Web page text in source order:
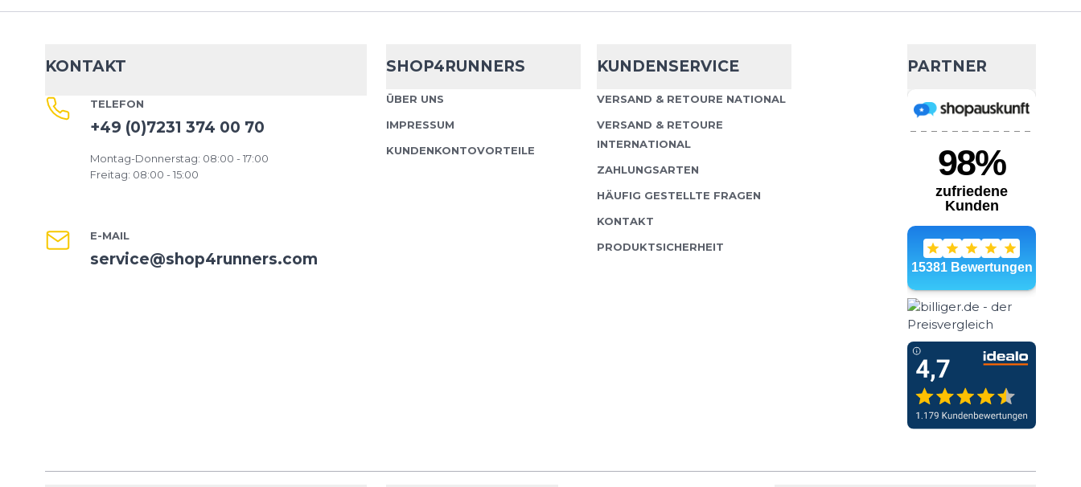
Adidasadi365 Tank
32,99 € 55,00 €
Adidas adi365 Tank Das adi365 Tank steht für
pure Bewegungsfreiheit und funktionale
Leichtigkeit – ideal für Läufe, Fitness oder
intensive Workouts....
- 37 %
62,99 € 100,00 €
Wähle deine Größe
IN DEN WARENKORB
KONTAKT
TELEFON
+49 (0)7231 374 00 70
Montag-Donnerstag: 08:00 - 17:00
Freitag: 08:00 - 15:00
E-MAIL
service@shop4runners.com
SHOP4RUNNERS
ÜBER UNS
IMPRESSUM
KUNDENKONTOVORTEILE
KUNDENSERVICE
VERSAND & RETOURE NATIONAL
VERSAND & RETOURE
INTERNATIONAL
ZAHLUNGSARTEN
HÄUFIG GESTELLTE FRAGEN
KONTAKT
PRODUKTSICHERHEIT
PARTNER